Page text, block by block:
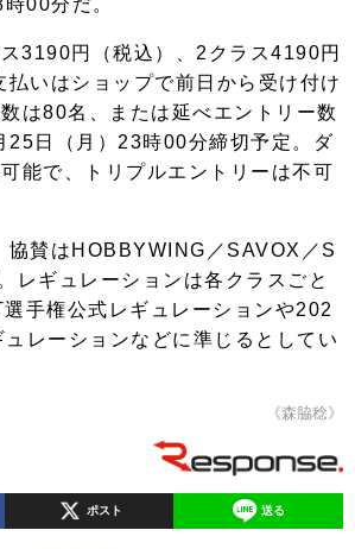
00分だ。
3190円（税込）、2クラス4190円
払いはショップで前日から受け付け
は80名、または延べエントリー数
25日（月）23時00分締切予定。ダ
能で、トリプルエントリーは不可
協賛はHOBBYWING／SAVOX／S
レギュレーションは各クラスごと
手権公式レギュレーションや202
レーションなどに準じるとしてい
《森脇稔》
ポスト 送る